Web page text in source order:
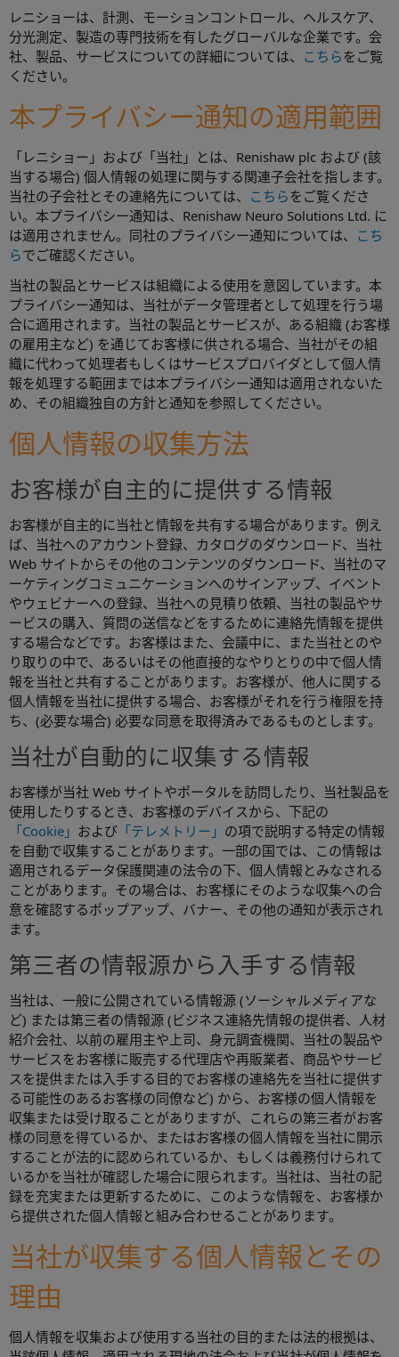
レニショーは、計測、モーションコントロール、ヘルスケア、
分光測定、製造の専門技術を有したグローバルな企業です。会
社、製品、サービスについての詳細については、 こちらをご覧
ください。
本プライバシー通知の適用範囲
「レニショー」および「当社」とは、Renishaw plc および (該
当する場合) 個人情報の処理に関与する関連子会社を指します。
当社の子会社とその連絡先については、 こちらをご覧くださ
い。本プライバシー通知は、Renishaw Neuro Solutions Ltd. に
は適用されません。同社のプライバシー通知については、 こち
らでご確認ください。
当社の製品とサービスは組織による使用を意図しています。本
プライバシー通知は、当社がデータ管理者として処理を行う場
合に適用されます。当社の製品とサービスが、ある組織 (お客様
の雇用主など) を通じてお客様に供される場合、当社がその組
織に代わって処理者もしくはサービスプロバイダとして個人情
報を処理する範囲までは本プライバシー通知は適用されないた
め、その組織独自の方針と通知を参照してください。
個人情報の収集方法
お客様が自主的に提供する情報
お客様が自主的に当社と情報を共有する場合があります。例え
ば、当社へのアカウント登録、カタログのダウンロード、当社
Web サイトからその他のコンテンツのダウンロード、当社のマ
ーケティングコミュニケーションへのサインアップ、イベント
やウェビナーへの登録、当社への見積り依頼、当社の製品やサ
ービスの購入、質問の送信などをするために連絡先情報を提供
する場合などです。お客様はまた、会議中に、また当社とのや
り取りの中で、あるいはその他直接的なやりとりの中で個人情
報を当社と共有することがあります。お客様が、他人に関する
個人情報を当社に提供する場合、お客様がそれを行う権限を持
ち、(必要な場合) 必要な同意を取得済みであるものとします。
当社が自動的に収集する情報
お客様が当社 Web サイトやポータルを訪問したり、当社製品を
使用したりするとき、お客様のデバイスから、下記の
「Cookie」 および 「テレメトリー」 の項で説明する特定の情報
を自動で収集することがあります。一部の国では、この情報は
適用されるデータ保護関連の法令の下、個人情報とみなされる
ことがあります。その場合は、お客様にそのような収集への合
意を確認するポップアップ、バナー、その他の通知が表示され
ます。
第三者の情報源から入手する情報
当社は、一般に公開されている情報源 (ソーシャルメディアな
ど) または第三者の情報源 (ビジネス連絡先情報の提供者、人材
紹介会社、以前の雇用主や上司、身元調査機関、当社の製品や
サービスをお客様に販売する代理店や再販業者、商品やサービ
スを提供または入手する目的でお客様の連絡先を当社に提供す
る可能性のあるお客様の同僚など) から、お客様の個人情報を
収集または受け取ることがありますが、これらの第三者がお客
様の同意を得ているか、またはお客様の個人情報を当社に開示
することが法的に認められているか、もしくは義務付けられて
いるかを当社が確認した場合に限られます。当社は、当社の記
録を充実または更新するために、このような情報を、お客様か
ら提供された個人情報と組み合わせることがあります。
当社が収集する個人情報とその
理由
個人情報を収集および使用する当社の目的または法的根拠は、